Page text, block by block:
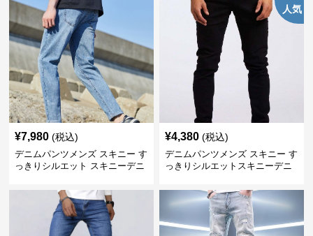
¥7,980 (税込)
デニムパンツメンズ スキニー す
っきりシルエット スキニーデニ
人気
¥4,380 (税込)
デニムパンツメンズ スキニー す
っきりシルエットスキニーデニ